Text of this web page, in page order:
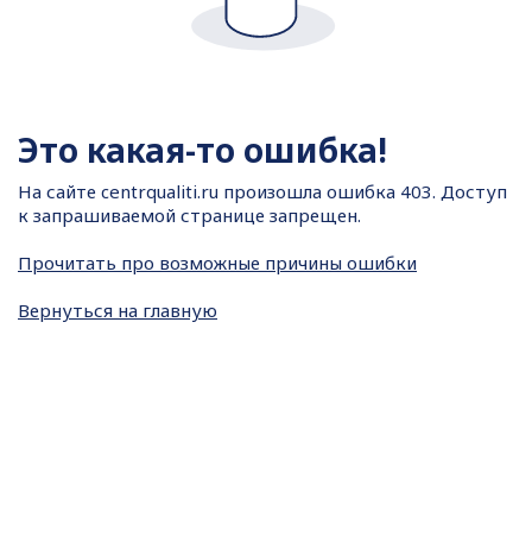
Это какая-то ошибка!
На сайте centrqualiti.ru произошла ошибка 403. Доступ
к запрашиваемой странице запрещен.
Прочитать про возможные причины ошибки
Вернуться на главную